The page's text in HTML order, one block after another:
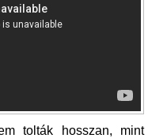
tolták hosszan, mint